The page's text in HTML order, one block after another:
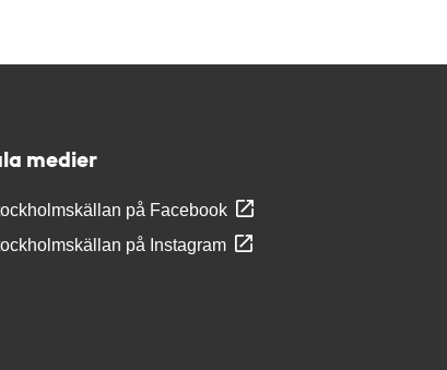
medier
på Facebook
på Instagram